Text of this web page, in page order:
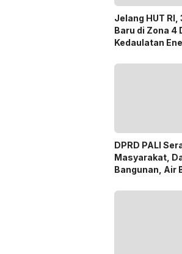
Jelang HUT
Baru di Zona 4
Kedaulatan
DPRD PALI
Masyarakat,
Bangunan, Air